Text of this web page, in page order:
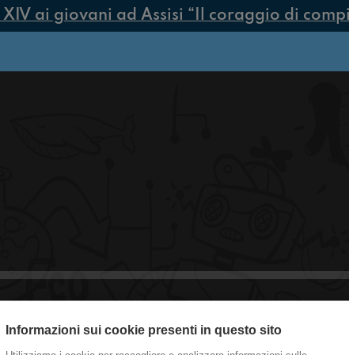
ai giovani ad Assisi “Il coraggio di
#smo Fantastici Arbitri Rockettari
Informazioni sui cookie presenti in questo sito